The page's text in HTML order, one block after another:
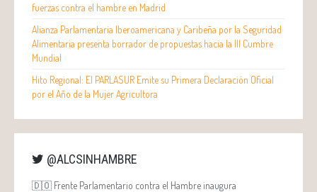
fuerzas contra el hambre en Madrid
Alianza Parlamentaria Iberoamericana y Caribeña por la Seguridad
Alimentaria presenta borrador de propuestas hacia la III Cumbre
Mundial
Hito Regional: El PARLASUR Emite su Primera Declaración Oficial
por el Año de la Mujer Agricultora
@ALCSINHAMBRE
🇩🇴 Frente Parlamentario contra el Hambre inaugura